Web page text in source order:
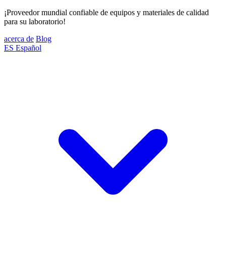
¡Proveedor mundial confiable de equipos y materiales de calidad
para su laboratorio!
acerca de Blog
ES Español